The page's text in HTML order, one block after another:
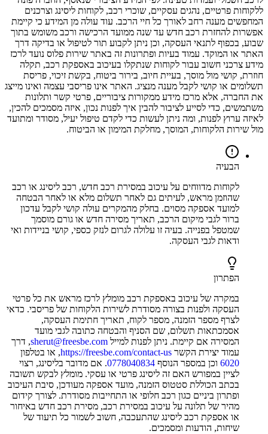
ללקוחות פרטיים, נהגים עסקיים, שוכרי רכב, לקוחות ליסינג וצרכנים
המחפשים מענה רחב לאורך כל חיי הרכב. עוד עולה מן המידע כי קיימת
אפשרות להחזרת רכב חדש עד שנה ממועד הרכישה ורכב משומש בתוך
שבוע, בכפוף לתנאי העסקה, וכן ניתן לקבוע תור לטיפול או בדיקה דרך
האתר או המוקד. עמוד בעיות ופתרונות זה באתר שירות פלוס נועד לרכז
מידע צרכני חשוב עבור לקוחות שנתקלו בעיכוב באספקת רכב, תקלה
חוזרת, קושי מול מוסך, בעיית חיוב, בירור ביטוח, בקשת זיכוי, פריסת
תשלומים או קושי לקבל מענה מנציג. האתר אינו פריסבי עצמה ואינו מייצג
את החברה, אלא מרכז מידע ממקורות ציבוריים, פרטי קשר ותלונות
משתמשים, כדי לסייע לציבור להבין איך לפנות נכון, איזה מסמכים להכין,
לאיזה ערוץ לפנות, ומה ניתן לעשות כדי לקדם טיפול יעיל, מסודר ומתועד
מול שירות הלקוחות, המוסך, מחלקת המימון או הביטוח.
הבעיה
לקוחות מדווחים על עיכוב במסירת רכב חדש, רכב ליסינג או רכב
שהוזמן מראש, לעיתים גם לאחר תשלום מלא או לאחר הבטחה
למועד אספקה מסוים. בחלק מהמקרים עולה קושי לקבל עדכון
ברור לגבי מיקום הרכב, תאריך מסירה חדש או גורם מוסמך
שמטפל בפנייה. בעיה זו עלולה לגרום לנזק כספי, קושי בניידות ואי
ודאות לגבי העסקה.
הפתרון
במקרה של עיכוב באספקת רכב מומלץ לרכז מראש את כל פרטי
העסקה ולפנות בצורה מסודרת לשירות הלקוחות של פריסבי. כדאי
לצרף מספר הזמנה, מספר לקוח, תאריך חתימת העסקה,
אסמכתאות תשלום, שם הסניף והבטחה כתובה לגבי מועד
המסירה אם קיימת. ניתן לפנות למייל sherut@freesbe.com, דרך
עמוד יצירת הקשר https://freesbe.com/contact-us, או בטלפון
6020 וכן במספר הנוסף 0778040834. אם מדובר בליסינג, רצוי
לציין במפורש האם זה ליסינג פרטי או עסקי. מומלץ לבקש תשובה
בכתב הכוללת סטטוס הזמנה, מועד אספקה מעודכן, סיבת העיכוב
ופתרון ביניים כגון רכב חלופי או התחייבות מסודרת. לצורך קידום
מהיר של תלונה על עיכוב במסירת רכב, מסירת רכב חדש באיחור
או אספקת רכב ליסינג שהתעכבה, חשוב לשמור כל תיעוד של
שיחות, הודעות ומסמכים.